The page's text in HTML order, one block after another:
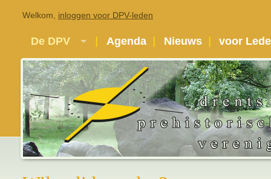
Welkom, inloggen voor DPV-leden
De DPV Agenda Nieuws voor